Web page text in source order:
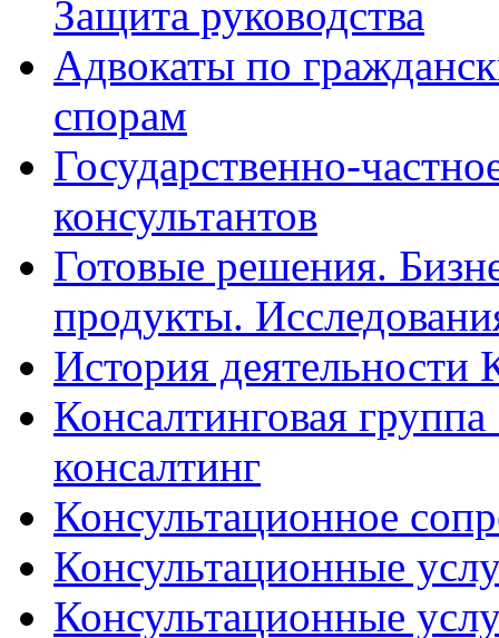
Защита руководства
Адвокаты по
спорам
Государственно-
консультантов
Готовые решения.
продукты.
История деятельности
Консалтинговая
консалтинг
Консультационное
Консультационные
Консультационные